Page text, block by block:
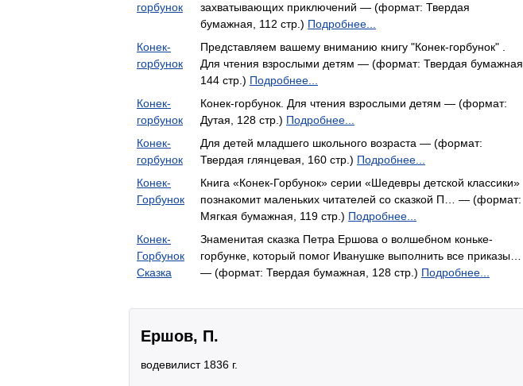
горбунок
захватывающих приключений — (формат: Твердая
бумажная, 112 стр.) Подробнее...
Конек-
горбунок
Представляем вашему вниманию книгу "Конек-горбунок" .
Для чтения взрослыми детям — (формат: Твердая бумажная,
144 стр.) Подробнее...
Конек-
горбунок
Конек-горбунок. Для чтения взрослыми детям — (формат:
Дутая, 128 стр.) Подробнее...
Конек-
горбунок
Для детей младшего школьного возраста — (формат:
Твердая глянцевая, 160 стр.) Подробнее...
Конек-
Горбунок
Книга «Конек-Горбунок» серии «Шедевры детской классики»
познакомит маленьких читателей со сказкой П… — (формат:
Мягкая бумажная, 119 стр.) Подробнее...
Конек-
Горбунок
Сказка
Знаменитая сказка Петра Ершова о волшебном коньке-
горбунке, который помог Иванушке выполнить все приказы…
— (формат: Твердая бумажная, 128 стр.) Подробнее...
Ершов, П.
водевилист 1836 г.